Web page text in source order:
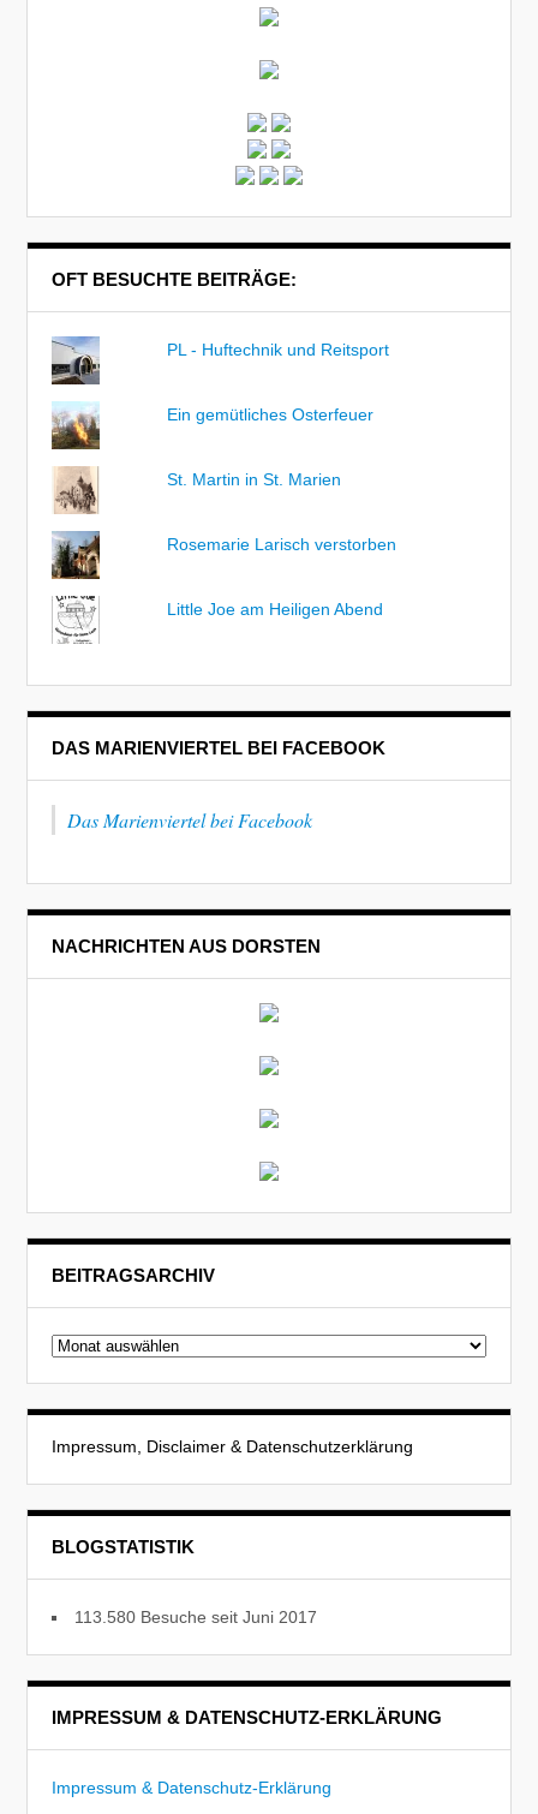
OFT BESUCHTE BEITRÄGE:
PL - Huftechnik und Reitsport
Ein gemütliches Osterfeuer
St. Martin in St. Marien
Rosemarie Larisch verstorben
Little Joe am Heiligen Abend
DAS MARIENVIERTEL BEI FACEBOOK
Das Marienviertel bei Facebook
NACHRICHTEN AUS DORSTEN
BEITRAGSARCHIV
Beitragsarchiv
Impressum, Disclaimer & Datenschutzerklärung
BLOGSTATISTIK
113.580 Besuche seit Juni 2017
IMPRESSUM & DATENSCHUTZ-ERKLÄRUNG
Impressum & Datenschutz-Erklärung